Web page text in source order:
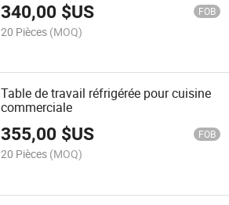
340,00 $US FOB
20 Pièces (MOQ)
Table de travail réfrigérée pour cuisine
commerciale
355,00 $US FOB
20 Pièces (MOQ)